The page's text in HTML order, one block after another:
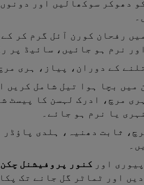
رفحان کورن آئل گرم کر
نرم ہو جائیں، سائیڈ پر
کے دوران، پیاز، ہری
میں بچا ہوا تیل شامل کریں
مرچ، ادرک لہسن کا پیسٹ
یا نرم ہو جائے۔
ثابت دھنیہ، ہلدی
اور کنور پروفیشنل
اور ٹماٹر گل جانے تک